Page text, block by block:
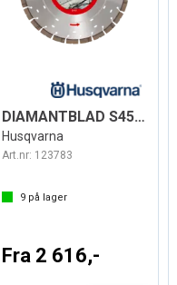
DIAMANTBLAD S45 ELITE-CUT EXO-GRIT
Husqvarna
Art.nr: 123783
9 på lager
Fra 2 616,-